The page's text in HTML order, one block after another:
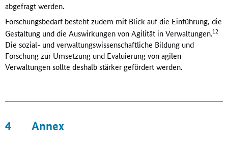
abgefragt werden.
Forschungsbedarf besteht zudem mit Blick auf die Einführung, die
Gestaltung und die Auswirkungen von Agilität in Verwaltungen.12
Die sozial- und verwaltungswissenschaftliche Bildung und
Forschung zur Umsetzung und Evaluierung von agilen
Verwaltungen sollte deshalb stärker gefördert werden.
4 Annex